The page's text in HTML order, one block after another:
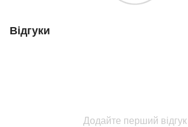
Відгуки
Додайте перший відгук